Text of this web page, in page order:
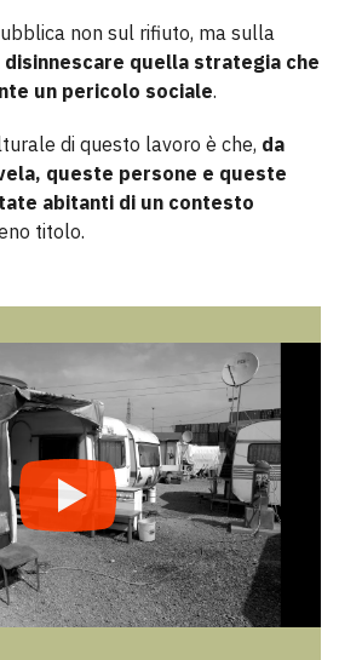
non sul rifiuto, ma sulla
disinnescare quella strategia che
un pericolo sociale.
di questo lavoro è che, da
queste persone e queste
abitanti di un contesto
titolo.